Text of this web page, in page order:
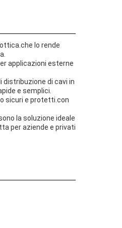
lo rende
applicazioni esterne
distribuzione di cavi in
e semplici.
sicuri e protetti.con
la soluzione ideale
per aziende e privati